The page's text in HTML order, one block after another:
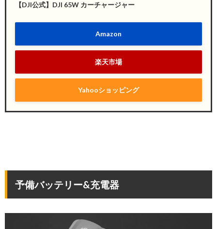
【DJI公式】DJI 65W カーチャージャー
Amazon
楽天市場
Yahooショッピング
予備バッテリー&充電器